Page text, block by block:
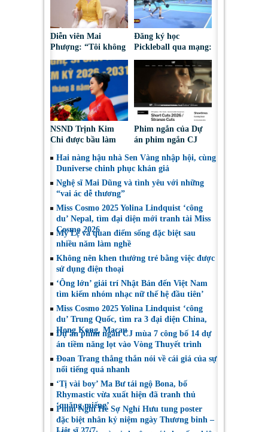
Diễn viên Mai
Phượng: “Tôi không
những gì mình đã
chọn”
Đăng ký học
Pickleball qua mạng:
đoạt tài sản
NSND Trịnh Kim
Chi được bầu làm
Nghệ sĩ Sân khấu
Việt Nam
Phim ngắn của Dự
án phim ngắn CJ
tại LHP quốc tế
Toronto 2026
Hai nàng hậu nhà Sen Vàng nhập hội, cùng
Duniverse chinh phục khán giả
Nghệ sĩ Mai Dũng và tình yêu với những
“vai ác dễ thương”
Miss Cosmo 2025 Yolina Lindquist ‘công
du’ Nepal, tìm đại diện mới tranh tài Miss
Cosmo 2026
Mỹ Lệ và quan điểm sống đặc biệt sau
nhiều năm làm nghề
Không nên khen thưởng trẻ bằng việc được
sử dụng điện thoại
‘Ông lớn’ giải trí Nhật Bản đến Việt Nam
tìm kiếm nhóm nhạc nữ thế hệ đầu tiên’
Miss Cosmo 2025 Yolina Lindquist ‘công
du’ Trung Quốc, tìm ra 3 đại diện China,
Hong Kong, Macau
Dự án phim ngắn CJ mùa 7 công bố 14 dự
án tiềm năng lọt vào Vòng Thuyết trình
Đoan Trang thẳng thắn nói về cái giá của sự
nổi tiếng quá nhanh
‘Tị vài boy’ Ma Bư tái ngộ Bona, bố
Rhymastic vừa xuất hiện đã tranh thủ
‘quăng miếng’
Phim Nghỉ Hè Sợ Nghỉ Hưu tung poster
đặc biệt nhân kỷ niệm ngày Thương binh –